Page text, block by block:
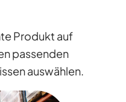
Produkt auf
passenden
auswählen.